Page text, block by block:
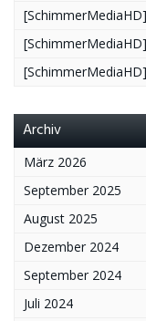
Archiv
März 2026
September 2025
August 2025
Dezember 2024
September 2024
Juli 2024